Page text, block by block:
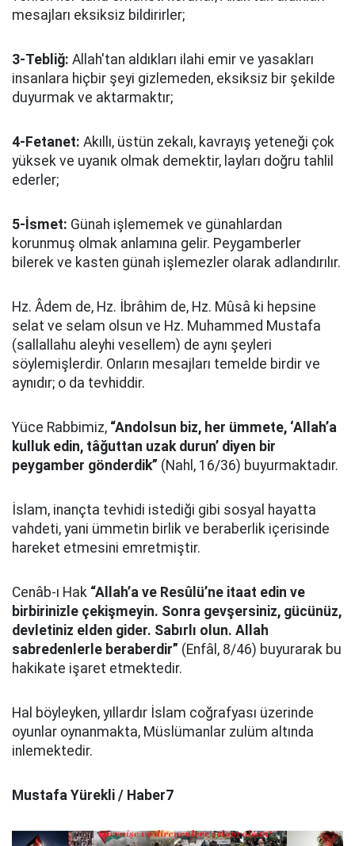
mesajları eksiksiz bildirirler;
3-Tebliğ: Allah'tan aldıkları ilahi emir ve yasakları
insanlara hiçbir şeyi gizlemeden, eksiksiz bir şekilde
duyurmak ve aktarmaktır;
4-Fetanet: Akıllı, üstün zekalı, kavrayış yeteneği çok
yüksek ve uyanık olmak demektir, layları doğru tahlil
ederler;
5-İsmet: Günah işlememek ve günahlardan
korunmuş olmak anlamına gelir. Peygamberler
bilerek ve kasten günah işlemezler olarak adlandırılır.
Hz. Âdem de, Hz. İbrâhim de, Hz. Mûsâ ki hepsine
selat ve selam olsun ve Hz. Muhammed Mustafa
(sallallahu aleyhi vesellem) de aynı şeyleri
söylemişlerdir. Onların mesajları temelde birdir ve
aynıdır; o da tevhiddir.
Yüce Rabbimiz, “Andolsun biz, her ümmete, ‘Allah’a
kulluk edin, tâğuttan uzak durun’ diyen bir
peygamber gönderdik” (Nahl, 16/36) buyurmaktadır.
İslam, inançta tevhidi istediği gibi sosyal hayatta
vahdeti, yani ümmetin birlik ve beraberlik içerisinde
hareket etmesini emretmiştir.
Cenâb-ı Hak “Allah’a ve Resûlü’ne itaat edin ve
birbirinizle çekişmeyin. Sonra gevşersiniz, gücünüz,
devletiniz elden gider. Sabırlı olun. Allah
sabredenlerle beraberdir” (Enfâl, 8/46) buyurarak bu
hakikate işaret etmektedir.
Hal böyleyken, yıllardır İslam coğrafyası üzerinde
oyunlar oynanmakta, Müslümanlar zulüm altında
inlemektedir.
Mustafa Yürekli / Haber7